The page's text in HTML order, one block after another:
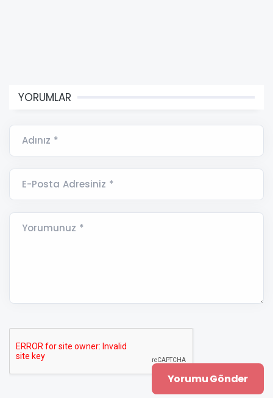
YORUMLAR
Adınız *
E-Posta Adresiniz *
Yorumunuz *